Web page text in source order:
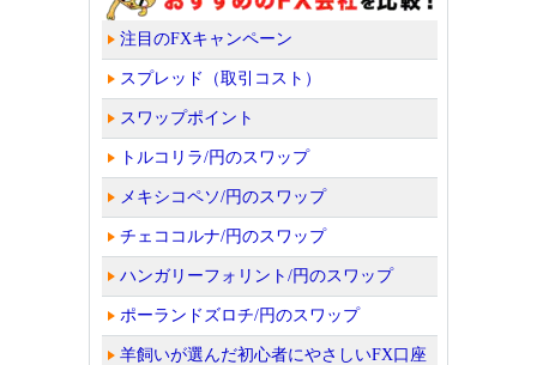
注目のFXキャンペーン
スプレッド（取引コスト）
スワップポイント
トルコリラ/円のスワップ
メキシコペソ/円のスワップ
チェココルナ/円のスワップ
ハンガリーフォリント/円のスワップ
ポーランドズロチ/円のスワップ
羊飼いが選んだ初心者にやさしいFX口座